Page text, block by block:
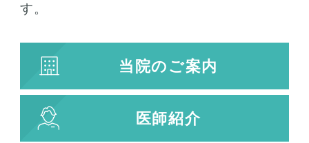
す。
当院のご案内
医師紹介